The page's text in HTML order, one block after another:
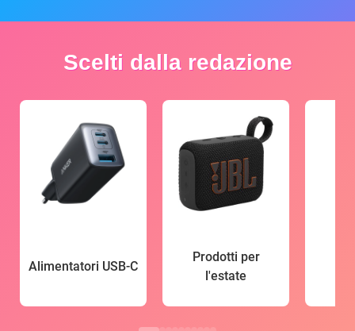
Scelti dalla redazione
Alimentatori USB-C
Prodotti per
l'estate